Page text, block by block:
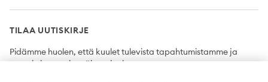
TILAA UUTISKIRJE
Pidämme huolen, että kuulet tulevista tapahtumistamme ja
uutuuksista ensimmäisten joukossa.